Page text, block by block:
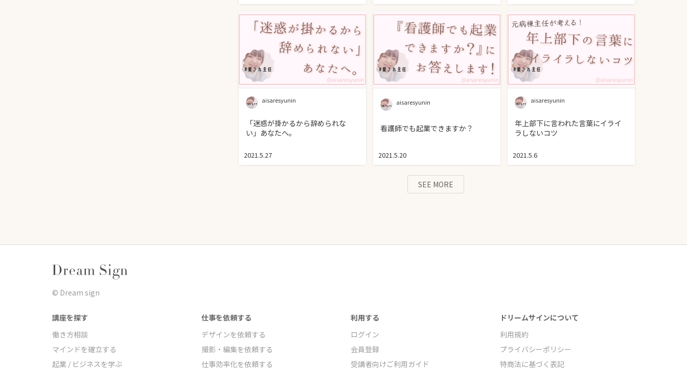
aisaresyunin
「迷惑が掛かるから辞められな
い」あなたへ。
2021.5.27
aisaresyunin
看護師でも起業できますか？
2021.5.20
aisaresyunin
年上部下に言われた言葉にイライ
ラしないコツ
2021.5.6
SEE MORE
©︎ Dream sign
講座を探す
働き方相談
マインドを確立する
起業 / ビジネスを学ぶ
仕事を依頼する
デザインを依頼する
撮影・編集を依頼する
仕事効率化を依頼する
利用する
ログイン
会員登録
受講者向けご利用ガイド
ドリームサインについて
利用規約
プライバシーポリシー
特商法に基づく表記